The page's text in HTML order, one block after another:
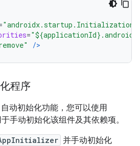
=
/>
程序
动初始化功能，您可以使用
于手动初始化该组件及其依赖项。
并手动初始化